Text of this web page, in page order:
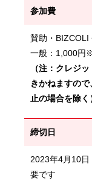
参加費
賛助・BIZCOLI
一般：1,000円
（注：クレジ
きかねますの
止の場合を除く
締切日
2023年4月10
要です